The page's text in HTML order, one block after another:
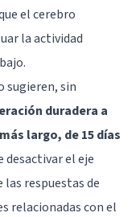
el cerebro
la actividad
sugieren, sin
duradera a
largo, de 15 días
desactivar el eje
respuestas de
relacionadas con el